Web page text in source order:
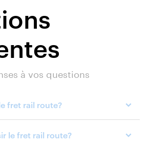
à vos questions
fret rail route?
le fret rail route?